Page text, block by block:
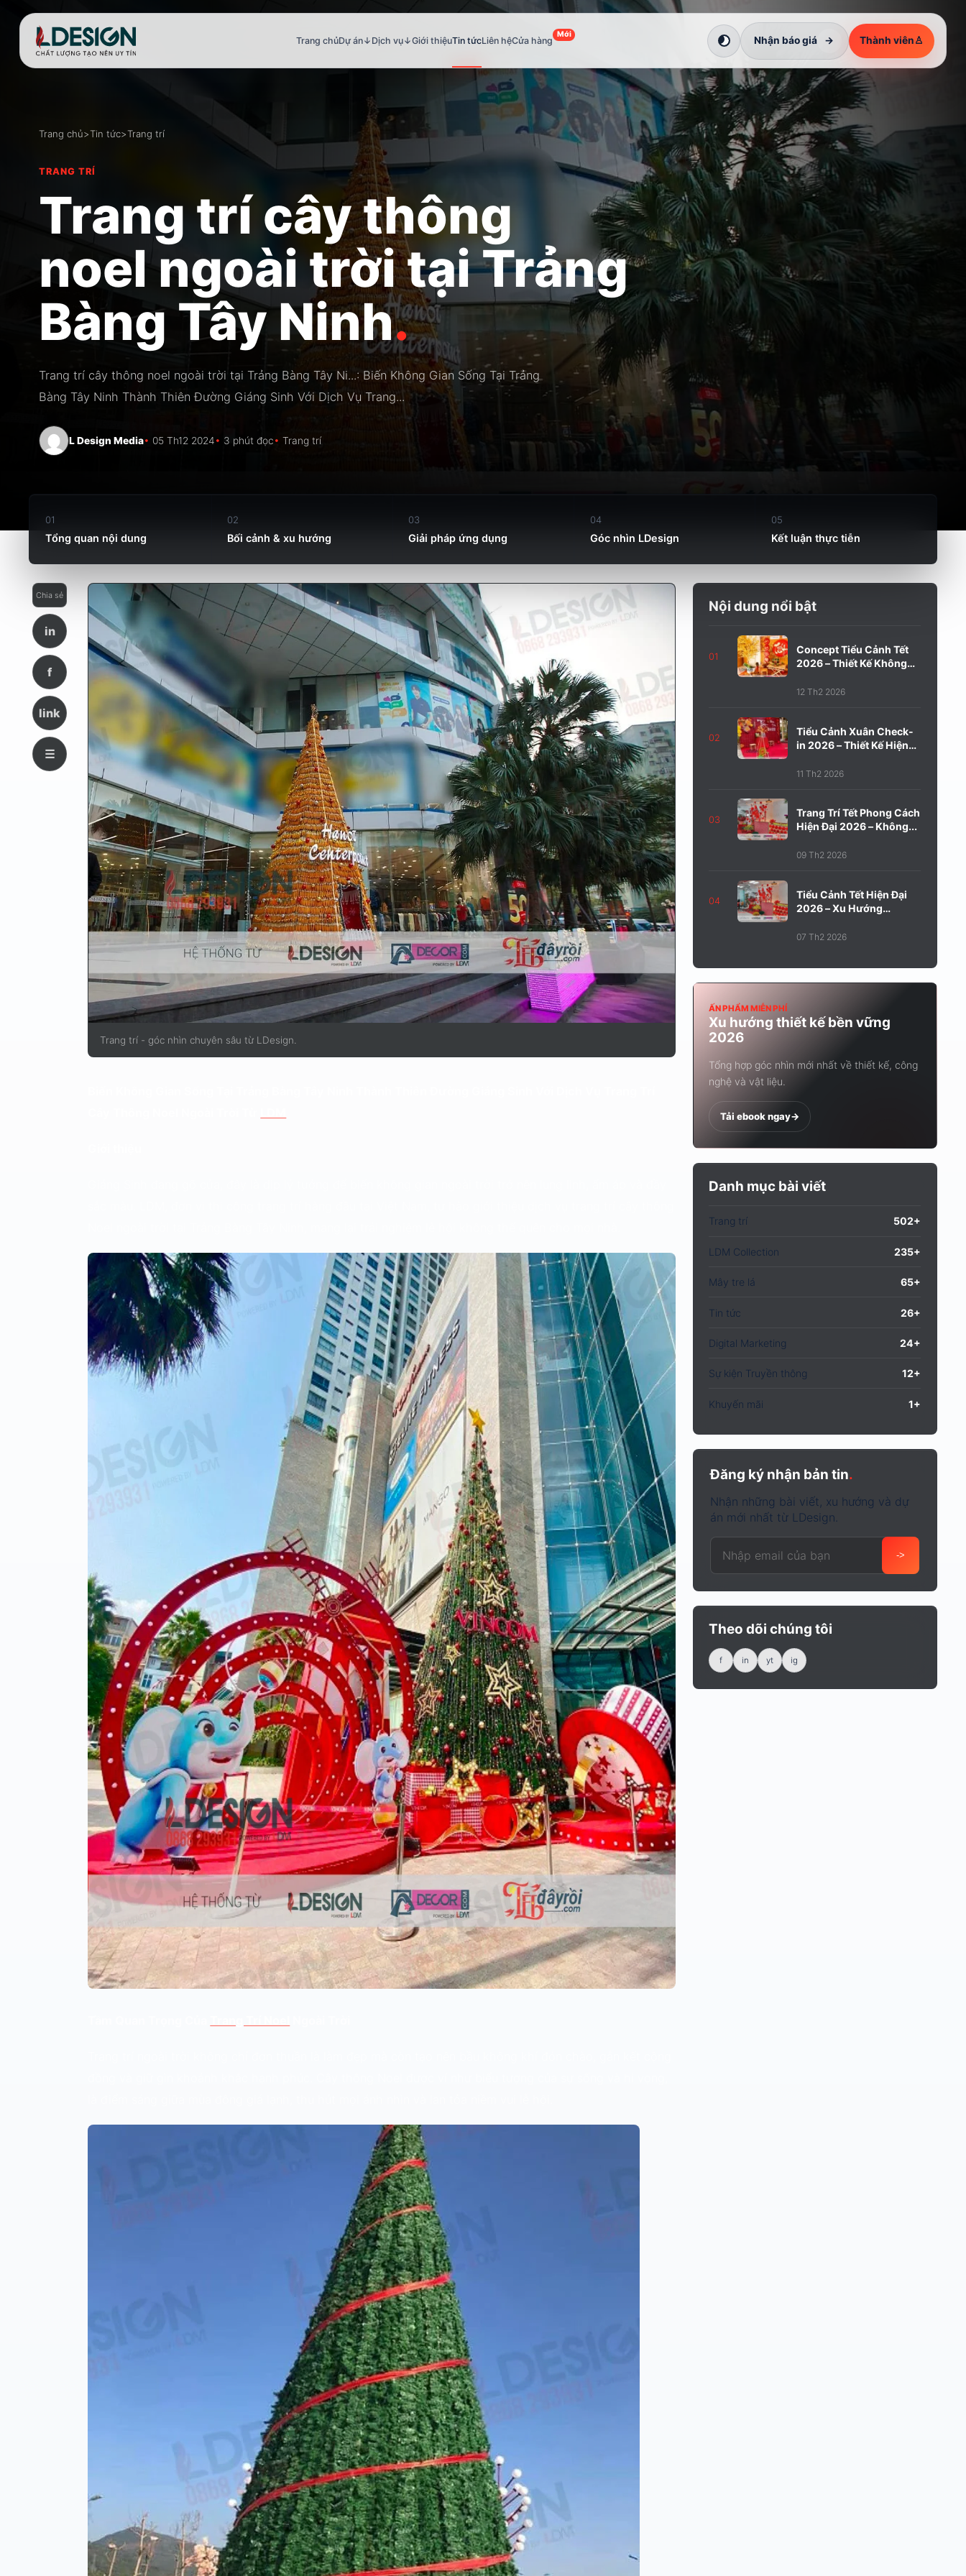
Trang chủDự án↓ Dịch vụ↓Giới thiệuTin tứcLiên hệCửa hàng
Mới
Chuyển sang giao diện tối
Nhận báo giá → Thành viên♙
Trang chủ>Tin tức>Trang trí
TRANG TRÍ
Trang trí cây thông
noel ngoài trời tại Trảng
Bàng Tây Ninh.
Trang trí cây thông noel ngoài trời tại Trảng Bàng Tây Ni...: Biến Không Gian Sống Tại Trảng
Bàng Tây Ninh Thành Thiên Đường Giáng Sinh Với Dịch Vụ Trang...
L Design Media 05 Th12 2024 3 phút đọc Trang trí
01
Tổng quan nội dung
02
Bối cảnh & xu hướng
03
Giải pháp ứng dụng
04
Góc nhìn LDesign
05
Kết luận thực tiễn
Chia sẻ
in
f
link
☰
Trang trí - góc nhìn chuyên sâu từ LDesign.
Nội dung nổi bật
01
Concept Tiểu Cảnh Tết
2026 – Thiết Kế Không
12 Th2 2026
02
Tiểu Cảnh Xuân Check-
in 2026 – Thiết Kế Hiện
11 Th2 2026
03
Trang Trí Tết Phong Cách
Hiện Đại 2026 – Không...
09 Th2 2026
04
Tiểu Cảnh Tết Hiện Đại
2026 – Xu Hướng
07 Th2 2026
ẤN PHẨM MIỄN PHÍ
Xu hướng thiết kế bền vững
2026
Tổng hợp góc nhìn mới nhất về thiết kế, công
nghệ và vật liệu.
Tải ebook ngay->
Danh mục bài viết
Trang trí 502+
LDM Collection 235+
Mây tre lá 65+
Tin tức 26+
Digital Marketing 24+
Sự kiện Truyền thông 12+
Khuyến mãi 1+
Đăng ký nhận bản tin.
Nhận những bài viết, xu hướng và dự
án mới nhất từ LDesign.
Email của bạn
->
Theo dõi chúng tôi
f in yt ig